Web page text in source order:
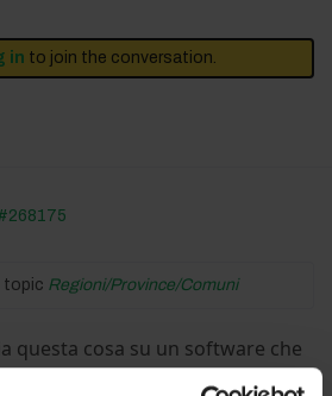
in to join the conversation.
Regioni/Province/Comuni
questa cosa su un software che
gratuitamente mi sembra